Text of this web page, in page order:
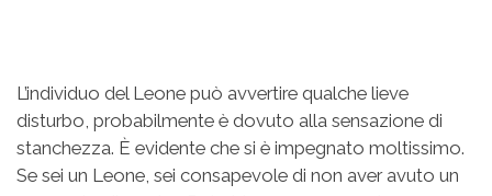
L’individuo del Leone può avvertire qualche lieve
disturbo, probabilmente è dovuto alla sensazione di
stanchezza. È evidente che si è impegnato moltissimo.
Se sei un Leone, sei consapevole di non aver avuto un